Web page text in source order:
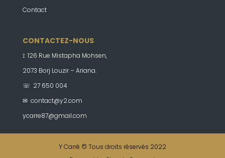
Contact
CONTACTEZ-NOUS
⟟ 126 Rue Mistapha Mohsen,
2073 Borj Louzir – Ariana.
☏ 27 650 004
✉ contact@y2.com
ycarre87@gmail.com
Y Carré © Tous droits réservés 2022